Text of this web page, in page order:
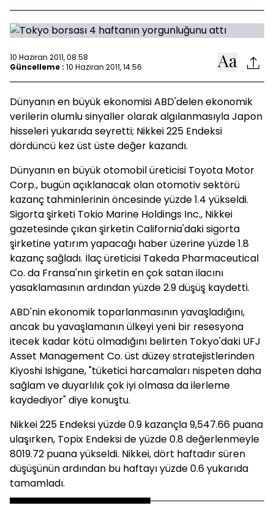
10 Haziran 2011, 08:58
Güncelleme : 10 Haziran 2011, 14:56
Dünyanın en büyük ekonomisi ABD'delen ekonomik
verilerin olumlu sinyaller olarak algılanmasıyla Japon
hisseleri yukarıda seyretti; Nikkei 225 Endeksi
dördüncü kez üst üste değer kazandı.
Dünyanın en büyük otomobil üreticisi Toyota Motor
Corp., bugün açıklanacak olan otomotiv sektörü
kazanç tahminlerinin öncesinde yüzde 1.4 yükseldi.
Sigorta şirketi Tokio Marine Holdings Inc., Nikkei
gazetesinde çıkan şirketin California'daki sigorta
şirketine yatırım yapacağı haber üzerine yüzde 1.8
kazanç sağladı. İlaç üreticisi Takeda Pharmaceutical
Co. da Fransa'nın şirketin en çok satan ilacını
yasaklamasının ardından yüzde 2.9 düşüş kaydetti.
ABD'nin ekonomik toparlanmasının yavaşladığını,
ancak bu yavaşlamanın ülkeyi yeni bir resesyona
itecek kadar kötü olmadığını belirten Tokyo'daki UFJ
Asset Management Co. üst düzey stratejistlerinden
Kiyoshi Ishigane, "tüketici harcamaları nispeten daha
sağlam ve duyarlılık çok iyi olmasa da ilerleme
kaydediyor" diye konuştu.
Nikkei 225 Endeksi yüzde 0.9 kazançla 9,547.66 puana
ulaşırken, Topix Endeksi de yüzde 0.8 değerlenmeyle
8019.72 puana yükseldi. Nikkei, dört haftadır süren
düşüşünün ardından bu haftayı yüzde 0.6 yukarıda
tamamladı.